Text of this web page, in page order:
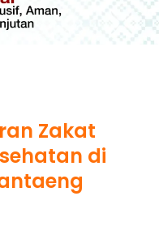
Zakat
di